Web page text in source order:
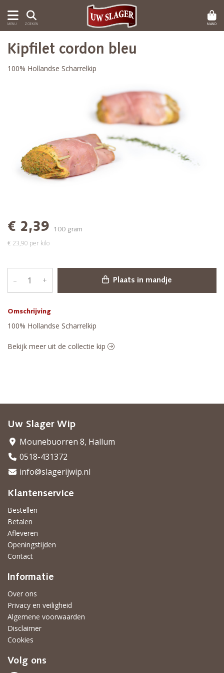
MENU ZOEKEN MAND
Omschrijving
100% Hollandse Scharrelkip
Kipfilet cordon bleu
100% Hollandse Scharrelkip
€ 2,39 100 gram
€ 23,90 per kilo
– + Plaats in mandje
Bekijk meer uit de collectie kip
Uw Slager Wip
Mounebuorren 8, Hallum
0518-431372
info@slagerijwip.nl
Klantenservice
Bestellen
Betalen
Afleveren
Openingstijden
Contact
Informatie
Over ons
Privacy en veiligheid
Algemene voorwaarden
Disclaimer
Cookies
Volg ons